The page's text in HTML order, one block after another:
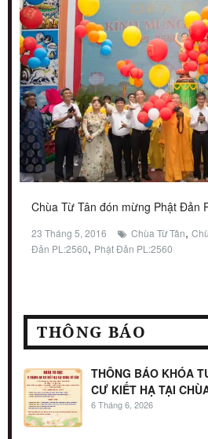
Chùa Từ Tân đón mừng Phật Đản
23 Tháng 5, 2016 Chùa Từ Tân,
Đản PL:2560, Phật Đản PL:2560
THÔNG BÁO
THÔNG BÁO KHÓA
CƯ KIẾT HẠ TẠI
6 Tháng 6, 2026